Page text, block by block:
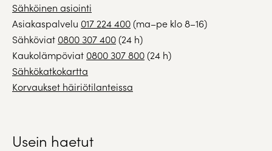
Sähköinen asiointi
Asiakaspalvelu 017 224 400(ma–pe klo 8–16)
Sähköviat 0800 307 400(24 h)
Kaukolämpöviat 0800 307 800(24 h)
Sähkökatkokartta
Korvaukset häiriötilanteissa
Usein haetut